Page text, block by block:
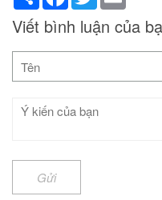
Viết bình luận của
Gửi